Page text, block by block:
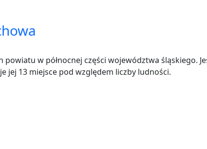
w północnej części województwa śląskiego.
jej 13 miejsce pod względem liczby ludności.